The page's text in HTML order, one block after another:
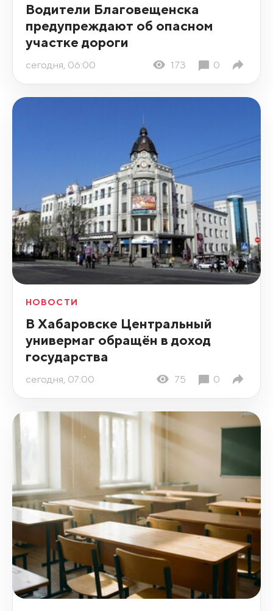
Водители Благовещенска
предупреждают об опасном
участке дороги
сегодня, 06:00 173 0
НОВОСТИ
В Хабаровске Центральный
универмаг обращён в доход
государства
сегодня, 07:00 75 0